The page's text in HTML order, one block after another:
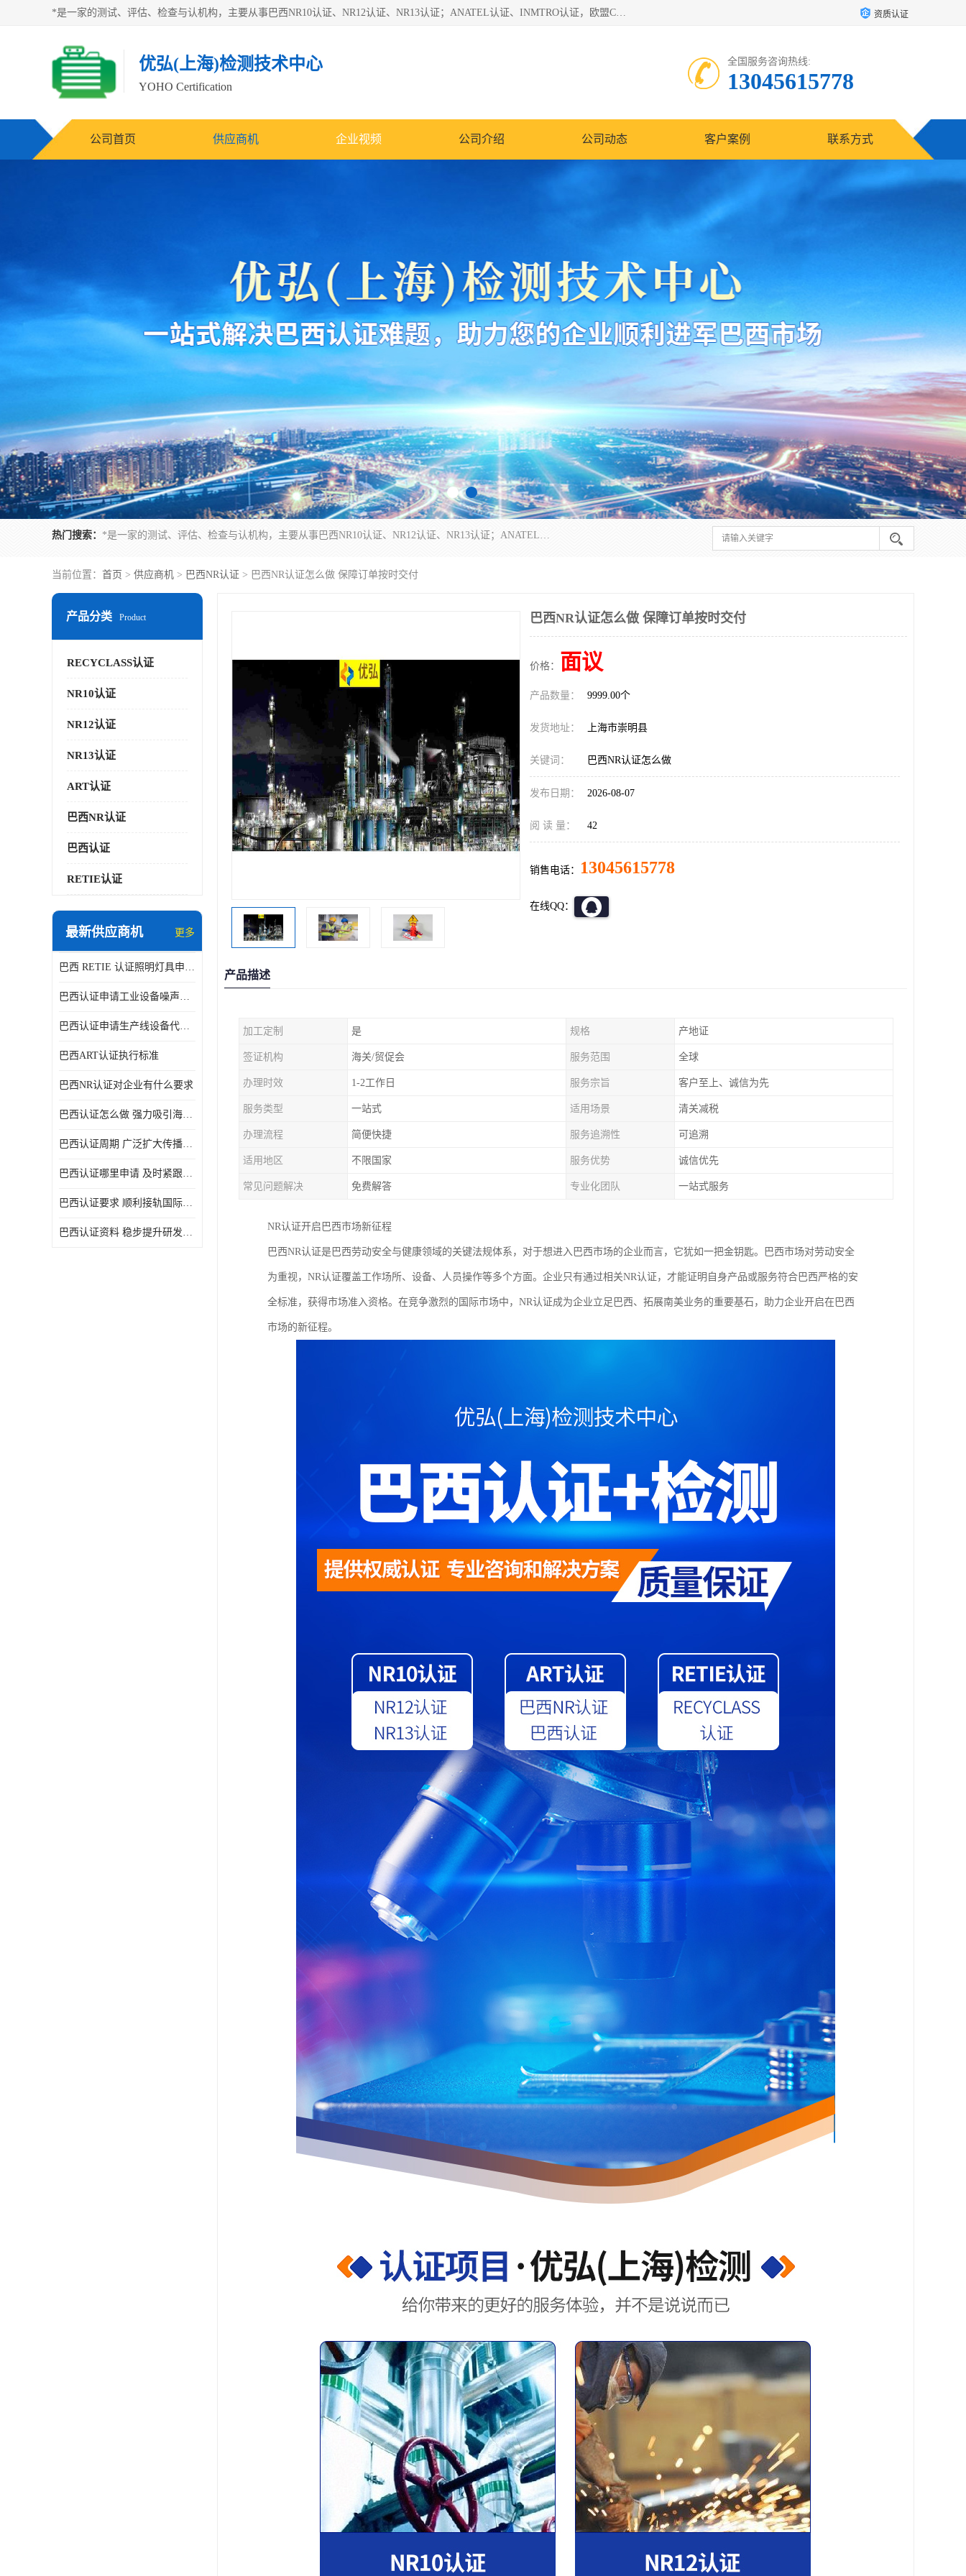
*是一家的测试、评估、检查与认机构，主要从事巴西NR10认证、NR12认证、NR13认证；ANATEL认证、INMTRO认证，欧盟CE认证：MD认证，PED认证，MID认证，ATEX认证，德国蓝色天使认证。 资质认证
优弘(上海)检测技术中心
YOHO Certification
全国服务咨询热线:
13045615778
公司首页 供应商机 企业视频 公司介绍 公司动态 客户案例 联系方式
热门搜索： *是一家的测试、评估、检查与认机构，主要从事巴西NR10认证、NR12认证、NR13认证；ANATEL认证、INMTRO认证，欧盟CE认证：MD认证，PED认证，MID认证，ATEX认证，德国蓝色天使认证。
当前位置： 首页 > 供应商机 > 巴西NR认证 > 巴西NR认证怎么做 保障订单按时交付
产品分类 Product
RECYCLASS认证
NR10认证
NR12认证
NR13认证
ART认证
巴西NR认证
巴西认证
RETIE认证
最新供应商机 更多
巴西 RETIE 认证照明灯具申请 RETIE 认证
巴西认证申请工业设备噪声控制认证规范
巴西认证申请生产线设备代理机构选择
巴西ART认证执行标准
巴西NR认证对企业有什么要求
巴西认证怎么做 强力吸引海外投资
巴西认证周期 广泛扩大传播范围
巴西认证哪里申请 及时紧跟法规变化
巴西认证要求 顺利接轨国际规范
巴西认证资料 稳步提升研发能力
巴西NR认证怎么做 保障订单按时交付
价格： 面议
产品数量： 9999.00个
发货地址： 上海市崇明县
关键词： 巴西NR认证怎么做
发布日期： 2026-08-07
阅 读 量： 42
销售电话： 13045615778
在线QQ：
产品描述
加工定制 是 规格 产地证
签证机构 海关/贸促会 服务范围 全球
办理时效 1-2工作日 服务宗旨 客户至上、诚信为先
服务类型 一站式 适用场景 清关减税
办理流程 简便快捷 服务追溯性 可追溯
适用地区 不限国家 服务优势 诚信优先
常见问题解决 免费解答 专业化团队 一站式服务
NR认证开启巴西市场新征程
巴西NR认证是巴西劳动安全与健康领域的关键法规体系，对于想进入巴西市场的企业而言，它犹如一把金钥匙。巴西市场对劳动安全
为重视，NR认证覆盖工作场所、设备、人员操作等多个方面。企业只有通过相关NR认证，才能证明自身产品或服务符合巴西严格的安
全标准，获得市场准入资格。在竞争激烈的国际市场中，NR认证成为企业立足巴西、拓展南美业务的重要基石，助力企业开启在巴西
市场的新征程。